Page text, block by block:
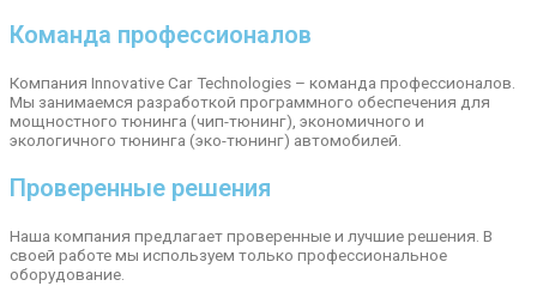
Команда профессионалов
Компания Innovative Car Technologies – команда профессионалов.
Мы занимаемся разработкой программного обеспечения для
мощностного тюнинга (чип-тюнинг), экономичного и
экологичного тюнинга (эко-тюнинг) автомобилей.
Проверенные решения
Наша компания предлагает проверенные и лучшие решения. В
своей работе мы используем только профессиональное
оборудование.